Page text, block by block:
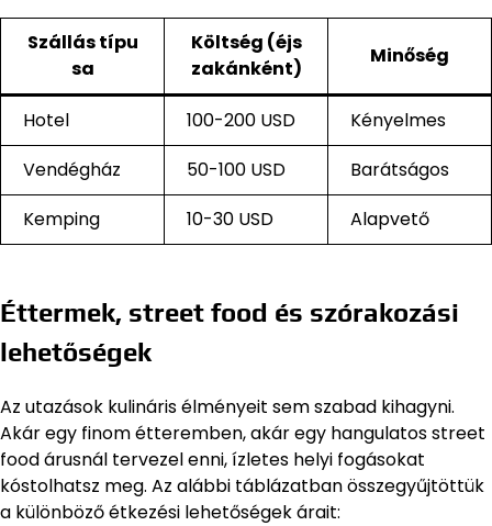
Szállás típu
sa
Költség (éjs
zakánként)
Minőség
Hotel 100-200 USD
Kényelmes
Vendégház
50-100 USD
Barátságos
Kemping
10-30 USD Alapvető
Éttermek, street food és szórakozási
lehetőségek
Az utazások kulináris élményeit sem szabad kihagyni.
Akár egy finom étteremben, akár egy hangulatos street
food árusnál tervezel enni, ízletes helyi fogásokat
kóstolhatsz meg. Az alábbi táblázatban összegyűjtöttük
a különböző étkezési lehetőségek árait: